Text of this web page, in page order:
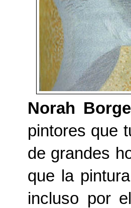
Norah
pintores que
de grandes
que la
incluso por